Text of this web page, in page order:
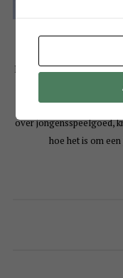
Hallo! Leuk dat je een
naam is Krystle en ben
Batboy deel ik bijna
over jongensspeelgoed,
hoe het is om